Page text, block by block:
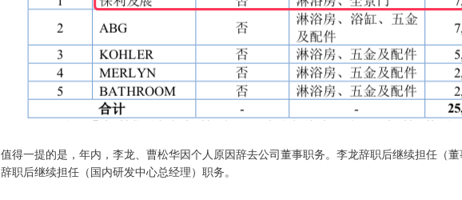
值得一提的是，年内，李龙、曹松华因个人原因辞去公司董事职务。李龙辞职后继续担任（
辞职后继续担任（国内研发中心总经理）职务。